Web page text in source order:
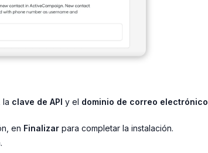
, la clave de API y el dominio de correo electrónico
en Finalizar para completar la instalación.